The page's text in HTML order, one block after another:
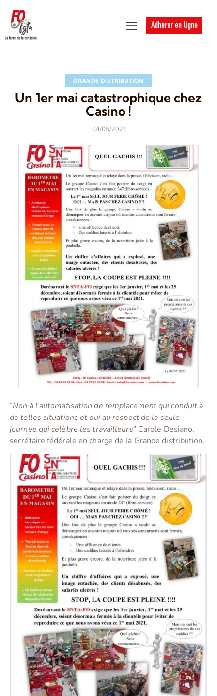
Adhérer en ligne
GRANDE DISTRIBUTION
Un 1er mai catastrophique chez
Casino !
04/05/2021
“Non à l’automatisation de remplacement qui conduit à
de telles situations et oui au respect de la seule
journée qui célèbre les travailleurs” Carole Desiano,
secrétaire fédérale en charge de la Grande distribution.